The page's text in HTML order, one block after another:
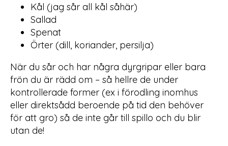
Kål (jag sår all kål såhär)
Sallad
Spenat
Örter (dill, koriander, persilja)
När du sår och har några dyrgripar eller bara
frön du är rädd om – så hellre de under
kontrollerade former (ex i förodling inomhus
eller direktsådd beroende på tid den behöver
för att gro) så de inte går till spillo och du blir
utan de!